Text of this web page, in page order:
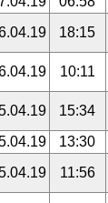
18:15
10:11
15:34
13:30
11:56